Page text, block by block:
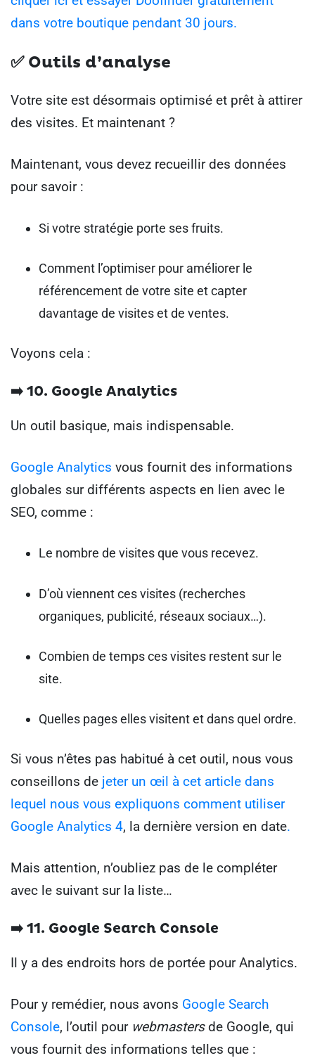
dans votre boutique pendant 30 jours.
✅ Outils d’analyse
Votre site est désormais optimisé et prêt à attirer
des visites. Et maintenant ?
Maintenant, vous devez recueillir des données
pour savoir :
Si votre stratégie porte ses fruits.
Comment l’optimiser pour améliorer le
référencement de votre site et capter
davantage de visites et de ventes.
Voyons cela :
➡️ 10. Google Analytics
Un outil basique, mais indispensable.
Google Analytics vous fournit des informations
globales sur différents aspects en lien avec le
SEO, comme :
Le nombre de visites que vous recevez.
D’où viennent ces visites (recherches
organiques, publicité, réseaux sociaux…).
Combien de temps ces visites restent sur le
site.
Quelles pages elles visitent et dans quel ordre.
Si vous n’êtes pas habitué à cet outil, nous vous
conseillons de jeter un œil à cet article dans
lequel nous vous expliquons comment utiliser
Google Analytics 4, la dernière version en date.
Mais attention, n’oubliez pas de le compléter
avec le suivant sur la liste…
➡️ 11. Google Search Console
Il y a des endroits hors de portée pour Analytics.
Pour y remédier, nous avons Google Search
Console, l’outil pour webmastersde Google, qui
vous fournit des informations telles que :